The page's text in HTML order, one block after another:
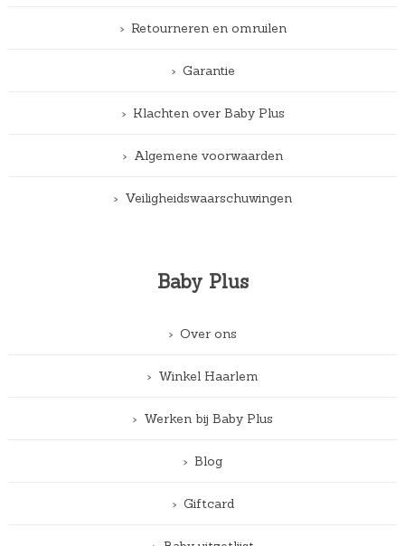
Retourneren en omruilen
Garantie
Klachten over Baby Plus
Algemene voorwaarden
Veiligheidswaarschuwingen
Baby Plus
Over ons
Winkel Haarlem
Werken bij Baby Plus
Blog
Giftcard